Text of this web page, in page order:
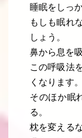
睡眠をしっ
もしも眠れ
しょう。
鼻から息を
この呼吸法
くなります。
そのほか眠
る。
枕を変える